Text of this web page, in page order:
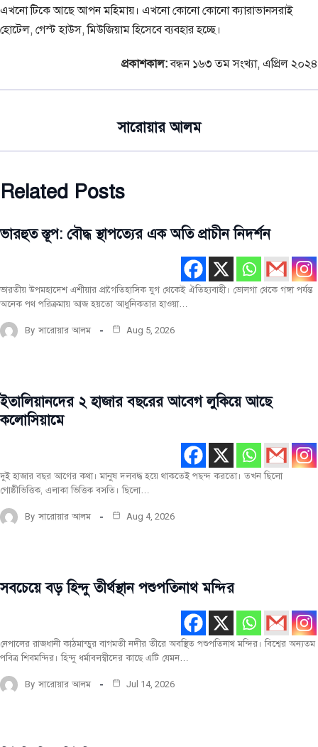
এখনো টিকে আছে আপন মহিমায়। এখনো কোনো কোনো ক্যারাভানসরাই
হোটেল, গেস্ট হাউস, মিউজিয়াম হিসেবে ব্যবহার হচ্ছে।
প্রকাশকাল:বন্ধন ১৬৩ তম সংখ্যা, এপ্রিল ২০২৪
সারোয়ার আলম
Related Posts
বিশ্ব
ভারহুত স্তূপ: বৌদ্ধ স্থাপত্যের এক অতি প্রাচীন নিদর্শন
ভারতীয় উপমহাদেশ এশীয়ার প্রাগৈতিহাসিক যুগ থেকেই ঐতিহ্যবাহী। ভোলগা থেকে গঙ্গা পর্যন্ত
অনেক পথ পরিক্রমায় আজ হয়তো আধুনিকতার হাওয়া…
By সারোয়ার আলম Aug 5, 2026
বিশ্ব
ঐতিহ্য
ইতালিয়ানদের ২ হাজার বছরের আবেগ লুকিয়ে আছে
কলোসিয়ামে
দুই হাজার বছর আগের কথা। মানুষ দলবদ্ধ হয়ে থাকতেই পছন্দ করতো। তখন ছিলো
গোষ্ঠীভিত্তিক, এলাকা ভিত্তিক বসতি। ছিলো…
By সারোয়ার আলম Aug 4, 2026
বিশ্ব
সবচেয়ে বড় হিন্দু তীর্থস্থান পশুপতিনাথ মন্দির
নেপালের রাজধানী কাঠমান্ডুর বাগমতী নদীর তীরে অবস্থিত পশুপতিনাথ মন্দির। বিশ্বের অন্যতম
পবিত্র শিবমন্দির। হিন্দু ধর্মাবলম্বীদের কাছে এটি যেমন…
By সারোয়ার আলম Jul 14, 2026